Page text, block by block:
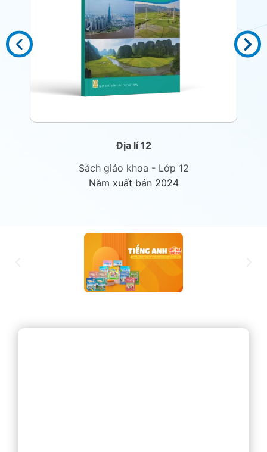
Địa lí 12
Sách giáo khoa - Lớp 12
Năm xuất bản 2024